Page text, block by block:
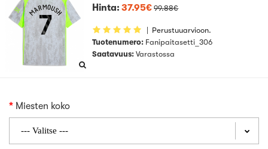
Hinta: 37.95€ 99.88€
| Perustuuarvioon.
Tuotenumero: Fanipaitasetti_306
Saatavuus: Varastossa
Miesten koko